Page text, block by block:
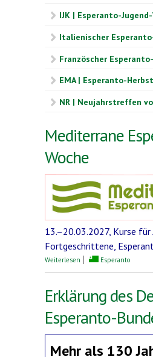
IJK | Esperanto-
Italienischer
Französcher
EMA | Esperanto-
NR | Neujahrstreffen
Mediterrane
Woche
13.–20.03.2027, Kurse für
Fortgeschrittene,
Weiterlesen über Mediterrane
Esperanto
Erklärung des
Esperanto-
Mehr als 130